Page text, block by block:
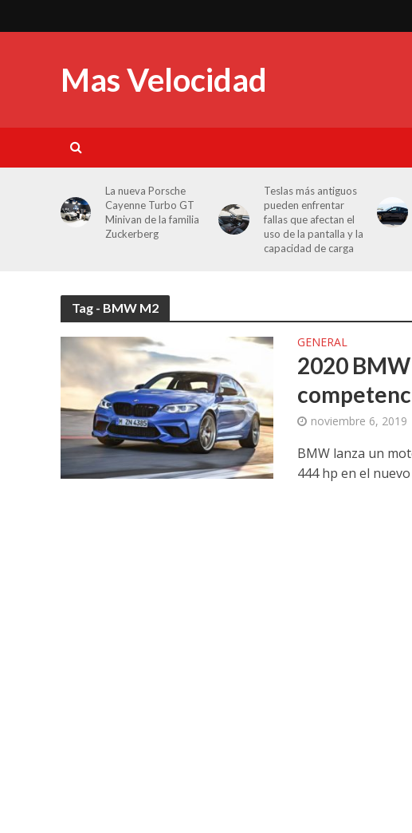
Mas Velocidad
La nueva Porsche
Cayenne Turbo GT
Minivan de la familia
Zuckerberg
Teslas más antiguos
pueden enfrentar
fallas que afectan el
uso de la pantalla y la
capacidad de carga
Tag - BMW M2
GENERAL
2020
noviembre 6, 2019
BMW lanza un
444 hp en el nuevo